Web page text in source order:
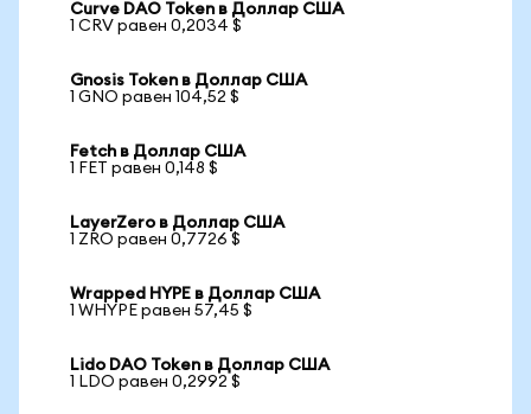
Curve DAO Token в Доллар США
1 CRV равен 0,2034 $
Gnosis Token в Доллар США
1 GNO равен 104,52 $
Fetch в Доллар США
1 FET равен 0,148 $
LayerZero в Доллар США
1 ZRO равен 0,7726 $
Wrapped HYPE в Доллар США
1 WHYPE равен 57,45 $
Lido DAO Token в Доллар США
1 LDO равен 0,2992 $